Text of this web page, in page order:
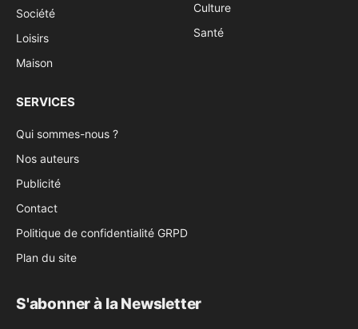
Société
Loisirs
Maison
Culture
Santé
SERVICES
Qui sommes-nous ?
Nos auteurs
Publicité
Contact
Politique de confidentialité GRPD
Plan du site
S'abonner à la Newsletter